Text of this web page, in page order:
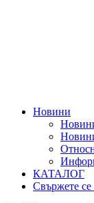
Новини
КАТАЛОГ
Свържете се